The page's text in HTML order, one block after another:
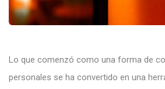
Lo que comenzó como una forma de
personales se ha convertido en una